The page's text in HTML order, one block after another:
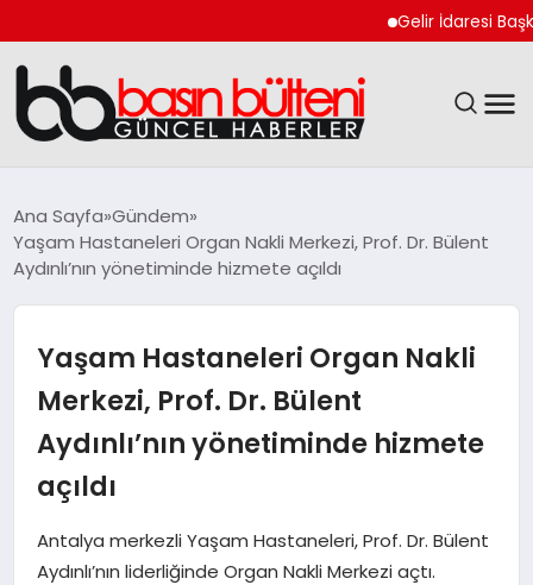
Gelir İdaresi
GÜNCEL
MAGAZIN
SAĞLIK
SPOR
TEKNOLOJI
Ana Sayfa Gündem
Yaşam Hastaneleri Organ Nakli Merkezi, Prof. Dr. Bülent
Aydınlı’nın yönetiminde hizmete açıldı
Yaşam Hastaneleri Organ Nakli
Merkezi, Prof. Dr. Bülent
Aydınlı’nın yönetiminde hizmete
açıldı
Antalya merkezli Yaşam Hastaneleri, Prof. Dr. Bülent
Aydınlı’nın liderliğinde Organ Nakli Merkezi açtı.